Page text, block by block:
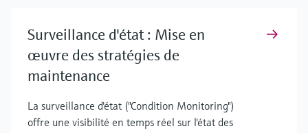
Surveillance d'état : Mise en
œuvre des stratégies de
maintenance
La surveillance d'état ("Condition Monitoring")
offre une visibilité en temps réel sur l'état des